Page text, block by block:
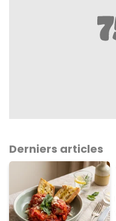
Derniers articles